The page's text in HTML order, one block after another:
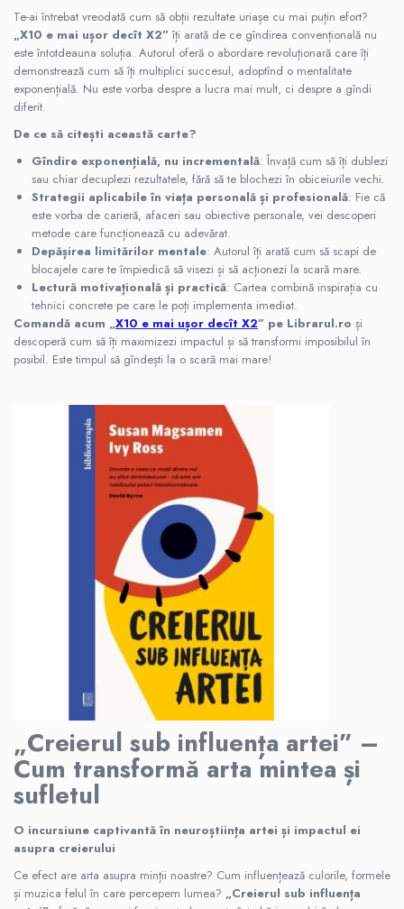
Te-ai întrebat vreodată cum să obții rezultate uriașe cu mai puțin efort?
„X10 e mai ușor decît X2”îți arată de ce gîndirea convențională nu
este întotdeauna soluția. Autorul oferă o abordare revoluționară care îți
demonstrează cum să îți multiplici succesul, adoptînd o mentalitate
exponențială. Nu este vorba despre a lucra mai mult, ci despre a gîndi
diferit.
De ce să citești această carte?
Gîndire exponențială, nu incrementală: Învață cum să îți dublezi
sau chiar decuplezi rezultatele, fără să te blochezi în obiceiurile vechi.
Strategii aplicabile în viața personală și profesională: Fie că
este vorba de carieră, afaceri sau obiective personale, vei descoperi
metode care funcționează cu adevărat.
Depășirea limitărilor mentale: Autorul îți arată cum să scapi de
blocajele care te împiedică să visezi și să acționezi la scară mare.
Lectură motivațională și practică: Cartea combină inspirația cu
tehnici concrete pe care le poți implementa imediat.
Comandă acum „X10 e mai ușor decît X2” pe Librarul.ro și
descoperă cum să îți maximizezi impactul și să transformi imposibilul în
posibil. Este timpul să gîndești la o scară mai mare!
„Creierul sub influența artei” –
Cum transformă arta mintea și
sufletul
O incursiune captivantă în neuroștiința artei și impactul ei
asupra creierului
Ce efect are arta asupra minții noastre? Cum influențează culorile, formele
și muzica felul în care percepem lumea? „Creierul sub influența